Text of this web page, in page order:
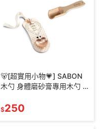
🐻[超實用小物💗] SABON
木勺 身體磨砂膏專用木勺 /
湯匙 磨砂膏木勺
$250